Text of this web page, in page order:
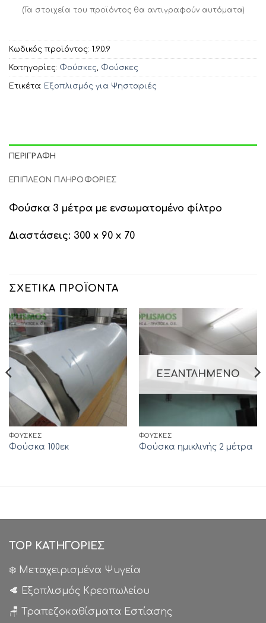
(Τα στοιχεία του προϊόντος θα αντιγραφούν αυτόματα)
Κωδικός προϊόντος: 1.9.0.9
Κατηγορίες: Φούσκες, Φούσκες
Ετικέτα: Εξοπλισμός για Ψησταριές
ΠΕΡΙΓΡΑΦΉ
ΕΠΙΠΛΈΟΝ ΠΛΗΡΟΦΟΡΊΕΣ
Φούσκα 3 μέτρα με ενσωματομένο φίλτρο
Διαστάσεις: 300 x 90 x 70
ΣΧΕΤΙΚΆ ΠΡΟΪΌΝΤΑ
ΦΟΎΣΚΕΣ
Φούσκα 100εκ
ΕΞΑΝΤΛΗΜΈΝΟ
ΦΟΎΣΚΕΣ
Φούσκα ημικλινής 2 μέτρα
TOP ΚΑΤΗΓΟΡΙΕΣ
❄️ Μεταχειρισμένα Ψυγεία
🥩 Εξοπλισμός Κρεοπωλείου
🪑 Τραπεζοκαθίσματα Εστίασης